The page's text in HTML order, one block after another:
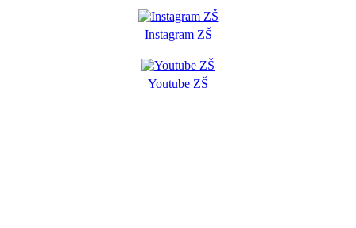
Instagram ZŠ
Youtube ZŠ